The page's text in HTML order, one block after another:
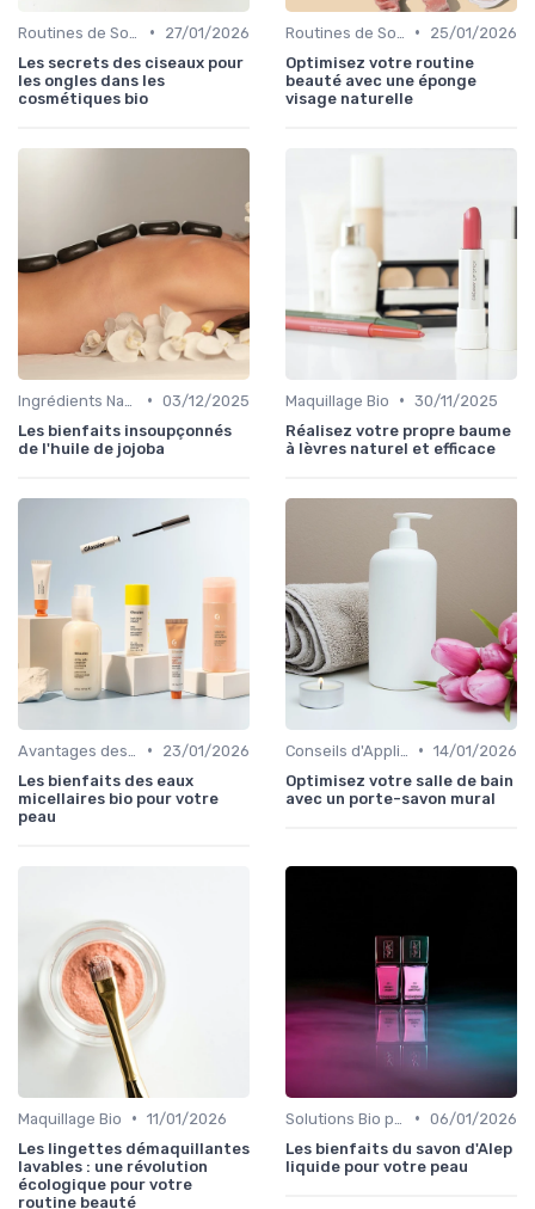
•
27/01/2026
Les secrets des ciseaux pour
les ongles dans les
cosmétiques bio
•
25/01/2026
Optimisez votre routine
beauté avec une éponge
visage naturelle
• 03/12/2025
Les bienfaits insoupçonnés
de l'huile de jojoba
Maquillage Bio • 30/11/2025
Réalisez votre propre baume
à lèvres naturel et efficace
•
23/01/2026
Les bienfaits des eaux
micellaires bio pour votre
peau
• 14/01/2026
Optimisez votre salle de bain
avec un porte-savon mural
Maquillage Bio • 11/01/2026
Les lingettes démaquillantes
lavables : une révolution
écologique pour votre
routine beauté
• 06/01/2026
Les bienfaits du savon d'Alep
liquide pour votre peau